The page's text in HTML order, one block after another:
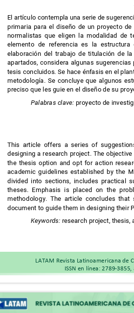
El artículo contempla una serie de
primaria para el diseño de un proyecto
normalistas que eligen la modalidad
elemento de referencia es la
elaboración del trabajo de titulación de
apartados, considera algunas
tesis concluidos. Se hace énfasis en el
metodología. Se concluye que algunos
preciso que les guie en el diseño de su
Palabras clave: proyecto de
This article offers a series of
designing a research project. The
the thesis option and opt for action
academic guidelines established by the
divided into sections, includes practical
theses. Emphasis is placed on the
methodology. The article concludes
document to guide them in designing their
Keywords:research project,
LATAM Revista Latinoamericana de
ISSN en línea: 2789-